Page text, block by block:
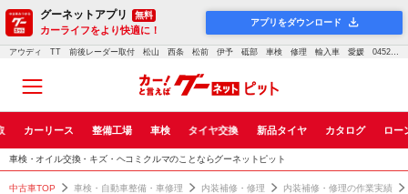
グーネットアプリ 無料
カーライフをより快適に！
アプリをダウンロード
アウディ TT 前後レーダー取付 松山 西条 松前 伊予 砥部 車検 修理 輸入車 愛媛 0452｜車検・点検・修理のグーネットピット
カーリース 整備工場 車検 タイヤ交換 新品タイヤ カタログ ロー
車検・オイル交換・キズ・ヘコミクルマのことならグーネットピット
中古車TOP 車検・自動車整備・車修理 内装補修・修理 内装補修・修理の作業実績